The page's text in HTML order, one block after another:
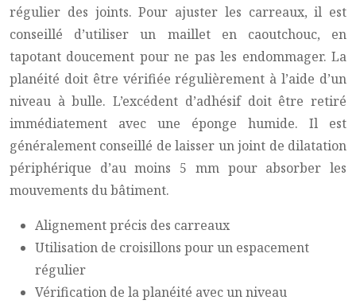
régulier des joints. Pour ajuster les carreaux, il est
conseillé d’utiliser un maillet en caoutchouc, en
tapotant doucement pour ne pas les endommager. La
planéité doit être vérifiée régulièrement à l’aide d’un
niveau à bulle. L’excédent d’adhésif doit être retiré
immédiatement avec une éponge humide. Il est
généralement conseillé de laisser un joint de dilatation
périphérique d’au moins 5 mm pour absorber les
mouvements du bâtiment.
Alignement précis des carreaux
Utilisation de croisillons pour un espacement
régulier
Vérification de la planéité avec un niveau